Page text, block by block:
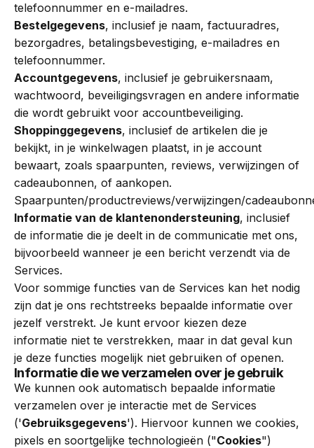
telefoonnummer en e-mailadres.
Bestelgegevens, inclusief je naam, factuuradres,
bezorgadres, betalingsbevestiging, e-mailadres en
telefoonnummer.
Accountgegevens, inclusief je gebruikersnaam,
wachtwoord, beveiligingsvragen en andere informatie
die wordt gebruikt voor accountbeveiliging.
Shoppinggegevens, inclusief de artikelen die je
bekijkt, in je winkelwagen plaatst, in je account
bewaart, zoals spaarpunten, reviews, verwijzingen of
cadeaubonnen, of aankopen.
Spaarpunten/productreviews/verwijzingen/
Informatie van de klantenondersteuning, inclusief
de informatie die je deelt in de communicatie met ons,
bijvoorbeeld wanneer je een bericht verzendt via de
Services.
Voor sommige functies van de Services kan het nodig
zijn dat je ons rechtstreeks bepaalde informatie over
jezelf verstrekt. Je kunt ervoor kiezen deze
informatie niet te verstrekken, maar in dat geval kun
je deze functies mogelijk niet gebruiken of openen.
Informatie die we verzamelen over je gebruik
We kunnen ook automatisch bepaalde informatie
verzamelen over je interactie met de Services
('Gebruiksgegevens'). Hiervoor kunnen we cookies,
pixels en soortgelijke technologieën ("Cookies")